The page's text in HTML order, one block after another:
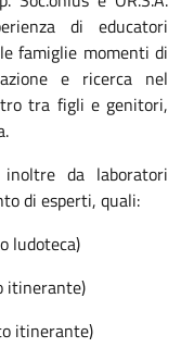
di educatori
famiglie momenti di
e ricerca nel
tra figli e genitori,
da laboratori
di esperti, quali:
ludoteca)
itinerante)
itinerante)